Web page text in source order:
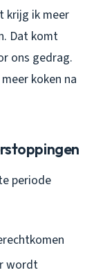
krijg ik meer
Dat komt
ons gedrag.
koken na
periode
wordt